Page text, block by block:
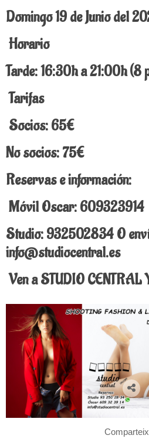
Domingo 19 de Junio del
Horario
Tarde: 16:30h a 21:00h (8
Tarifas
Socios: 65€
No socios: 75€
Reservas e información:
Móvil Oscar: 609323914
Studio: 932502834 O
info@studiocentral.es
Ven a STUDIO
Comparteix